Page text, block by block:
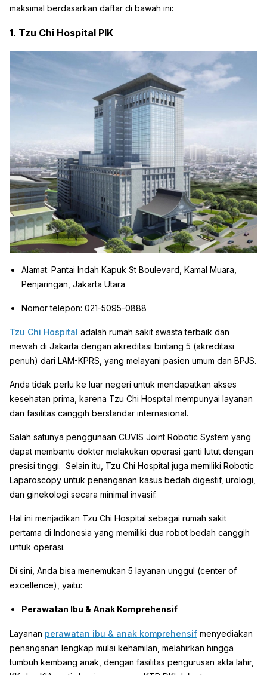
maksimal berdasarkan daftar di bawah ini:
1. Tzu Chi Hospital PIK
Alamat: Pantai Indah Kapuk St Boulevard, Kamal Muara,
Penjaringan, Jakarta Utara
Nomor telepon: 021-5095-0888
Tzu Chi Hospital adalah rumah sakit swasta terbaik dan
mewah di Jakarta dengan akreditasi bintang 5 (akreditasi
penuh) dari LAM-KPRS, yang melayani pasien umum dan BPJS.
Anda tidak perlu ke luar negeri untuk mendapatkan akses
kesehatan prima, karena Tzu Chi Hospital mempunyai layanan
dan fasilitas canggih berstandar internasional.
Salah satunya penggunaan CUVIS Joint Robotic System yang
dapat membantu dokter melakukan operasi ganti lutut dengan
presisi tinggi. Selain itu, Tzu Chi Hospital juga memiliki Robotic
Laparoscopy untuk penanganan kasus bedah digestif, urologi,
dan ginekologi secara minimal invasif.
Hal ini menjadikan Tzu Chi Hospital sebagai rumah sakit
pertama di Indonesia yang memiliki dua robot bedah canggih
untuk operasi.
Di sini, Anda bisa menemukan 5 layanan unggul (center of
excellence), yaitu:
Perawatan Ibu & Anak Komprehensif
Layanan perawatan ibu & anak komprehensif menyediakan
penanganan lengkap mulai kehamilan, melahirkan hingga
tumbuh kembang anak, dengan fasilitas pengurusan akta lahir,